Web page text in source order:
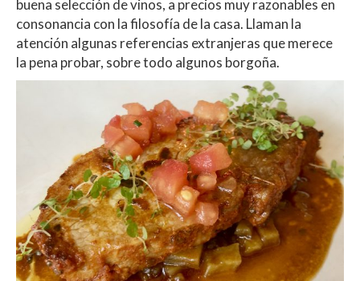
buena selección de vinos, a precios muy razonables en
consonancia con la filosofía de la casa. Llaman la
atención algunas referencias extranjeras que merece
la pena probar, sobre todo algunos borgoña.